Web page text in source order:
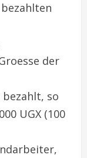
der
so
UGX (100